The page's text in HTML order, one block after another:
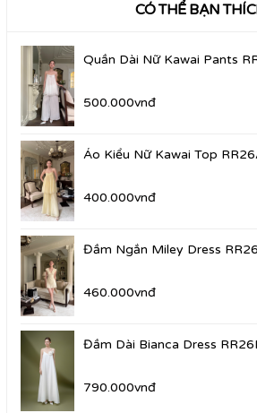
CÓ THỂ BẠN
Quần Dài Nữ Kawai Pants
500.000vnđ
Áo Kiểu Nữ Kawai Top
400.000vnđ
Đầm Ngắn Miley Dress
460.000vnđ
Đầm Dài Bianca Dress
790.000vnđ